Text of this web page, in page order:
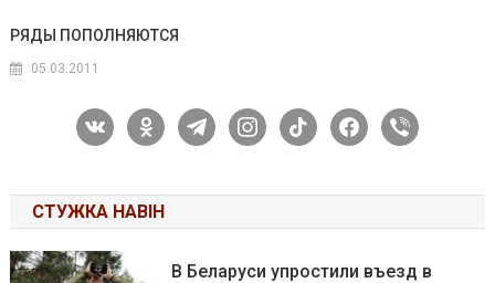
РЯДЫ ПОПОЛНЯЮТСЯ
05.03.2011
vkontakteodnoklassniki
telegraminstagram
tiktok facebook
viber
СТУЖКА НАВІН
В Беларуси упростили въезд в